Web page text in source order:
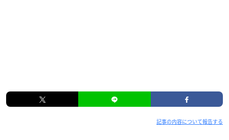
記事の内容について報告する